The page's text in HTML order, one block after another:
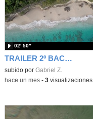
TRAILER 2º BACHILLERATO UD2
Contenido educativo.
subido por Gabriel Z.
02′ 50″
-hace un mes- 3visualizaciones